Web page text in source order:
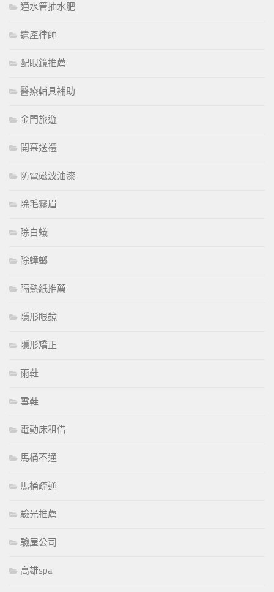
通水管抽水肥
遺產律師
配眼鏡推薦
醫療輔具補助
金門旅遊
開幕送禮
防電磁波油漆
除毛霧眉
除白蟻
除蟑螂
隔熱紙推薦
隱形眼鏡
隱形矯正
雨鞋
雪鞋
電動床租借
馬桶不通
馬桶疏通
驗光推薦
驗屋公司
高雄spa